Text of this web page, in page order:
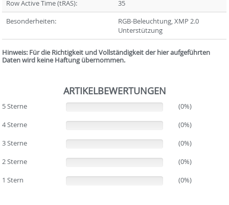
Row Active Time (tRAS):
35
Besonderheiten:
RGB-Beleuchtung, XMP 2.0
Unterstützung
Hinweis: Für die Richtigkeit und Vollständigkeit der hier aufgeführten
Daten wird keine Haftung übernommen.
ARTIKELBEWERTUNGEN
5 Sterne
(0%)
4 Sterne
(0%)
3 Sterne
(0%)
2 Sterne
(0%)
1 Stern
(0%)